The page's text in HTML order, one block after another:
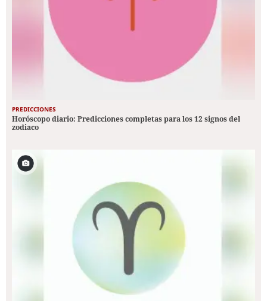
PREDICCIONES
Horóscopo diario: Predicciones completas para los 12 signos del
zodiaco